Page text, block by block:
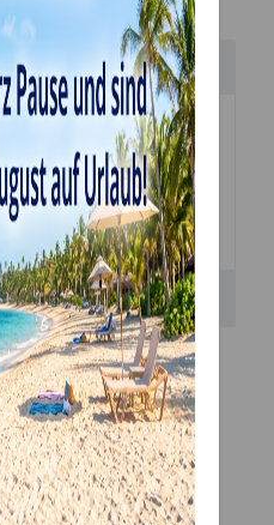
Claire Bowman - -
Gewebe
Artikel